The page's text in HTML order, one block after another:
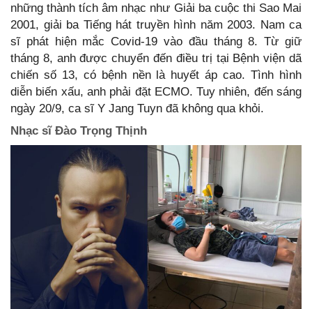
những thành tích âm nhạc như Giải ba cuộc thi Sao Mai
2001, giải ba Tiếng hát truyền hình năm 2003. Nam ca
sĩ phát hiện mắc Covid-19 vào đầu tháng 8. Từ giữ
tháng 8, anh được chuyển đến điều trị tại Bệnh viện dã
chiến số 13, có bệnh nền là huyết áp cao. Tình hình
diễn biến xấu, anh phải đặt ECMO. Tuy nhiên, đến sáng
ngày 20/9, ca sĩ Y Jang Tuyn đã không qua khỏi.
Nhạc sĩ Đào Trọng Thịnh